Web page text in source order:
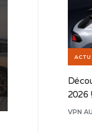
ACTU
2026 !
VPN